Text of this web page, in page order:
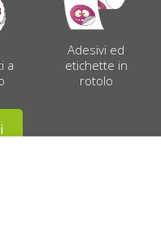
a
Adesivi ed
etichette in
rotolo